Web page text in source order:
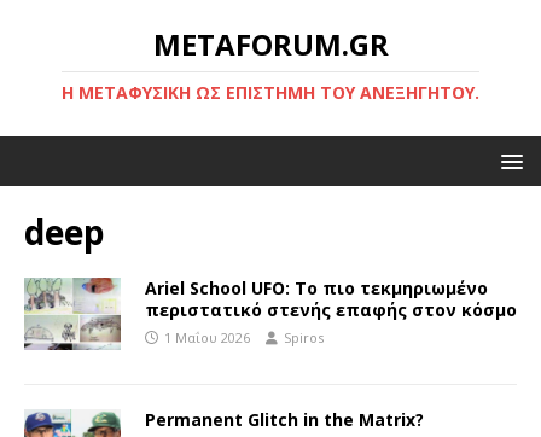
METAFORUM.GR
Η ΜΕΤΑΦΥΣΙΚΉ ΩΣ ΕΠΙΣΤΉΜΗ ΤΟΥ ΑΝΕΞΉΓΗΤΟΥ.
deep
Ariel School UFO: Το πιο τεκμηριωμένο
περιστατικό στενής επαφής στον κόσμο
1 Μαΐου 2026 Spiros
Permanent Glitch in the Matrix?